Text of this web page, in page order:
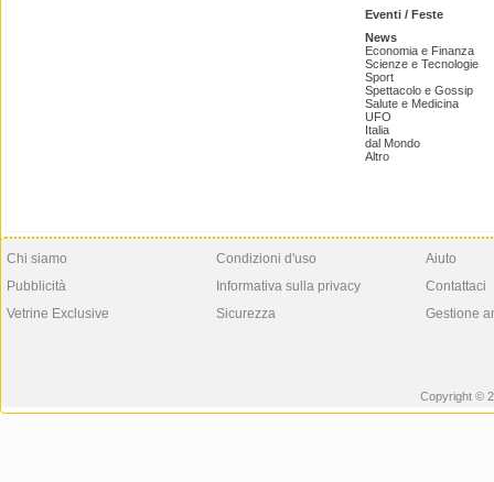
Eventi / Feste
News
Economia e Finanza
Scienze e Tecnologie
Sport
Spettacolo e Gossip
Salute e Medicina
UFO
Italia
dal Mondo
Altro
Chi siamo
Pubblicità
Vetrine Exclusive
Condizioni d'uso
Informativa sulla privacy
Sicurezza
Aiuto
Contattaci
Gestione
Copyright ©